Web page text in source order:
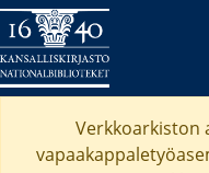
Verkkoarkiston